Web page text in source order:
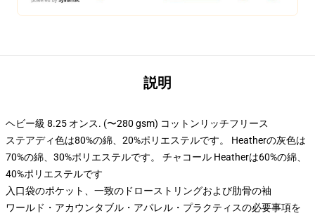
説明
ヘビー級 8.25 オンス. (〜280 gsm) コットンリッチフリース
ステアディ色は80%の綿、20%ポリエステルです。 Heatherの灰色は
70%の綿、30%ポリエステルです。 チャコール Heatherは60%の綿、
40%ポリエステルです
入口袋のポケット、一致のドローストリングおよび肋骨の袖
ワールド・アカウンタブル・アパレル・プラクティスの必要事項を